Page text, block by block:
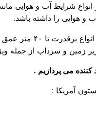
شرایط آب و هوایی
و هوایی را داشته باشد.
در نهایت میزان
زمین و سرداب از جمله
می پردازیم .
آمریکا :